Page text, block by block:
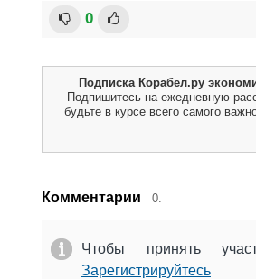
0
Подписка Корабел.ру
Подпишитесь на ежедневную
будьте в курсе всего самого
Комментарии 0.
Чтобы принять
Зарегистрируйтесь